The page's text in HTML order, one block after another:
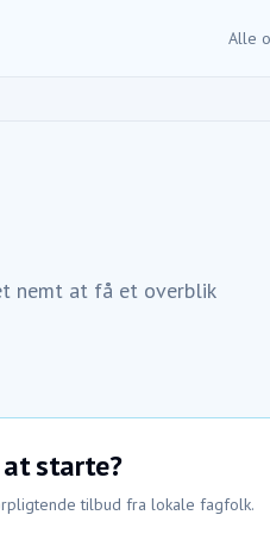
Alle
nemt at få et overblik
starte?
tilbud fra lokale fagfolk.